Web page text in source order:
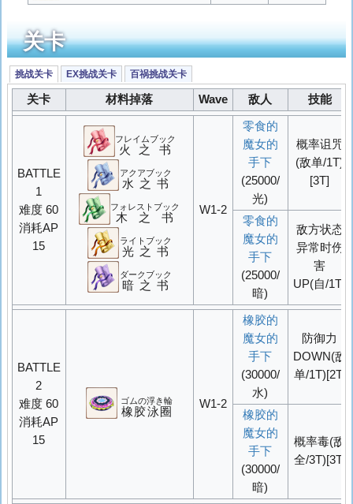
关卡
挑战关卡 EX挑战关卡 百祸挑战关卡
关卡 材料掉落 Wave 敌人 技能
BATTLE
1
难度 60
消耗AP
15
火之书
フレイムブック
水之书
アクアブック
木之书
フォレストブック
光之书
ライトブック
暗之书
ダークブック
W1-2
零食的
魔女的
手下
(25000/
光)
概率诅咒
(敌单/1T)
[3T]
零食的
魔女的
手下
(25000/
暗)
敌方状态
异常时伤
害
UP(自/1T)
BATTLE
2
难度 60
消耗AP
15
橡胶泳圈
ゴムの浮き輪 W1-2
橡胶的
魔女的
手下
(30000/
水)
防御力
DOWN(敌
单/1T)[2T]
橡胶的
魔女的
手下
(30000/
暗)
概率毒(敌
全/3T)[3T]